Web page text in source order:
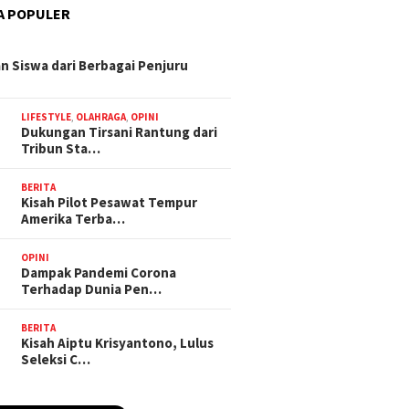
POPULER
Siswa dari Berbagai Penjuru
LIFESTYLE OLAHRAGA OPINI
Dukungan Tirsani Rantung dari
Tribun Sta…
BERITA
Kisah Pilot Pesawat Tempur
Amerika Terba…
OPINI
Dampak Pandemi Corona
Terhadap Dunia Pen…
BERITA
Kisah Aiptu Krisyantono, Lulus
Seleksi C…